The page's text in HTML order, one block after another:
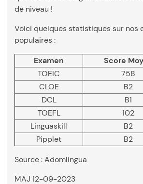
de niveau !
Voici quelques statistiques sur nos
populaires :
Examen
Score
TOEIC
758
CLOE
B2
DCL
B1
TOEFL
102
Linguaskill
B2
Pipplet
B2
Source : Adomlingua
MAJ 12-09-2023